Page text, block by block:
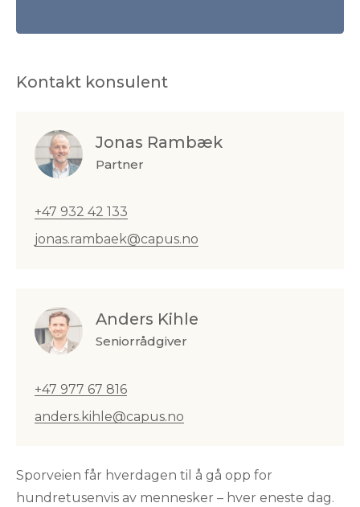
Kontakt konsulent
Jonas Rambæk
Partner
+47 932 42 133
jonas.rambaek@capus.no
Anders Kihle
Seniorrådgiver
+47 977 67 816
anders.kihle@capus.no
Sporveien får hverdagen til å gå opp for
hundretusenvis av mennesker – hver eneste dag.